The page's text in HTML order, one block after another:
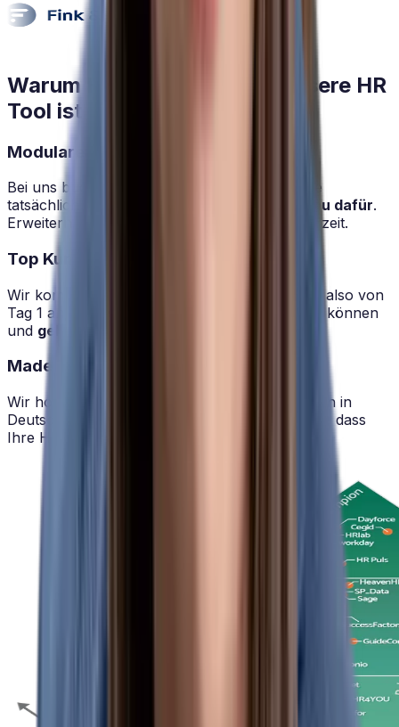
Warum HRlab für Sie das bessere HR
Tool ist
Modularer Aufbau
Bei uns buchen Sie nur die Funktionen, die Sie
tatsächlich benötigen - und
zahlen auch genau dafür.
Erweitern können Sie Ihr Paket natürlich jederzeit.
Top Kundensupport
Wir kommen selbst aus der HR. Wir verstehen also von
Tag 1 an, wo wir mit HRlab bei Ihnen ansetzen können
und gehen die Sache gemeinsam an
Made in Germany
Wir hosten alle Daten in Hochsicherheitszentren in
Deutschland. Damit Sie sich sicher sein können, dass
Ihre HR